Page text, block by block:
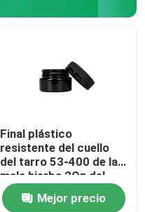
Final plástico
resistente del cuello
del tarro 53-400 de la
mala hierba 2Oz del
niño blanco negro
Mejor precio